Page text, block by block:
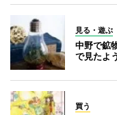
見る・遊ぶ
中野で鉱
で見たよ
買う